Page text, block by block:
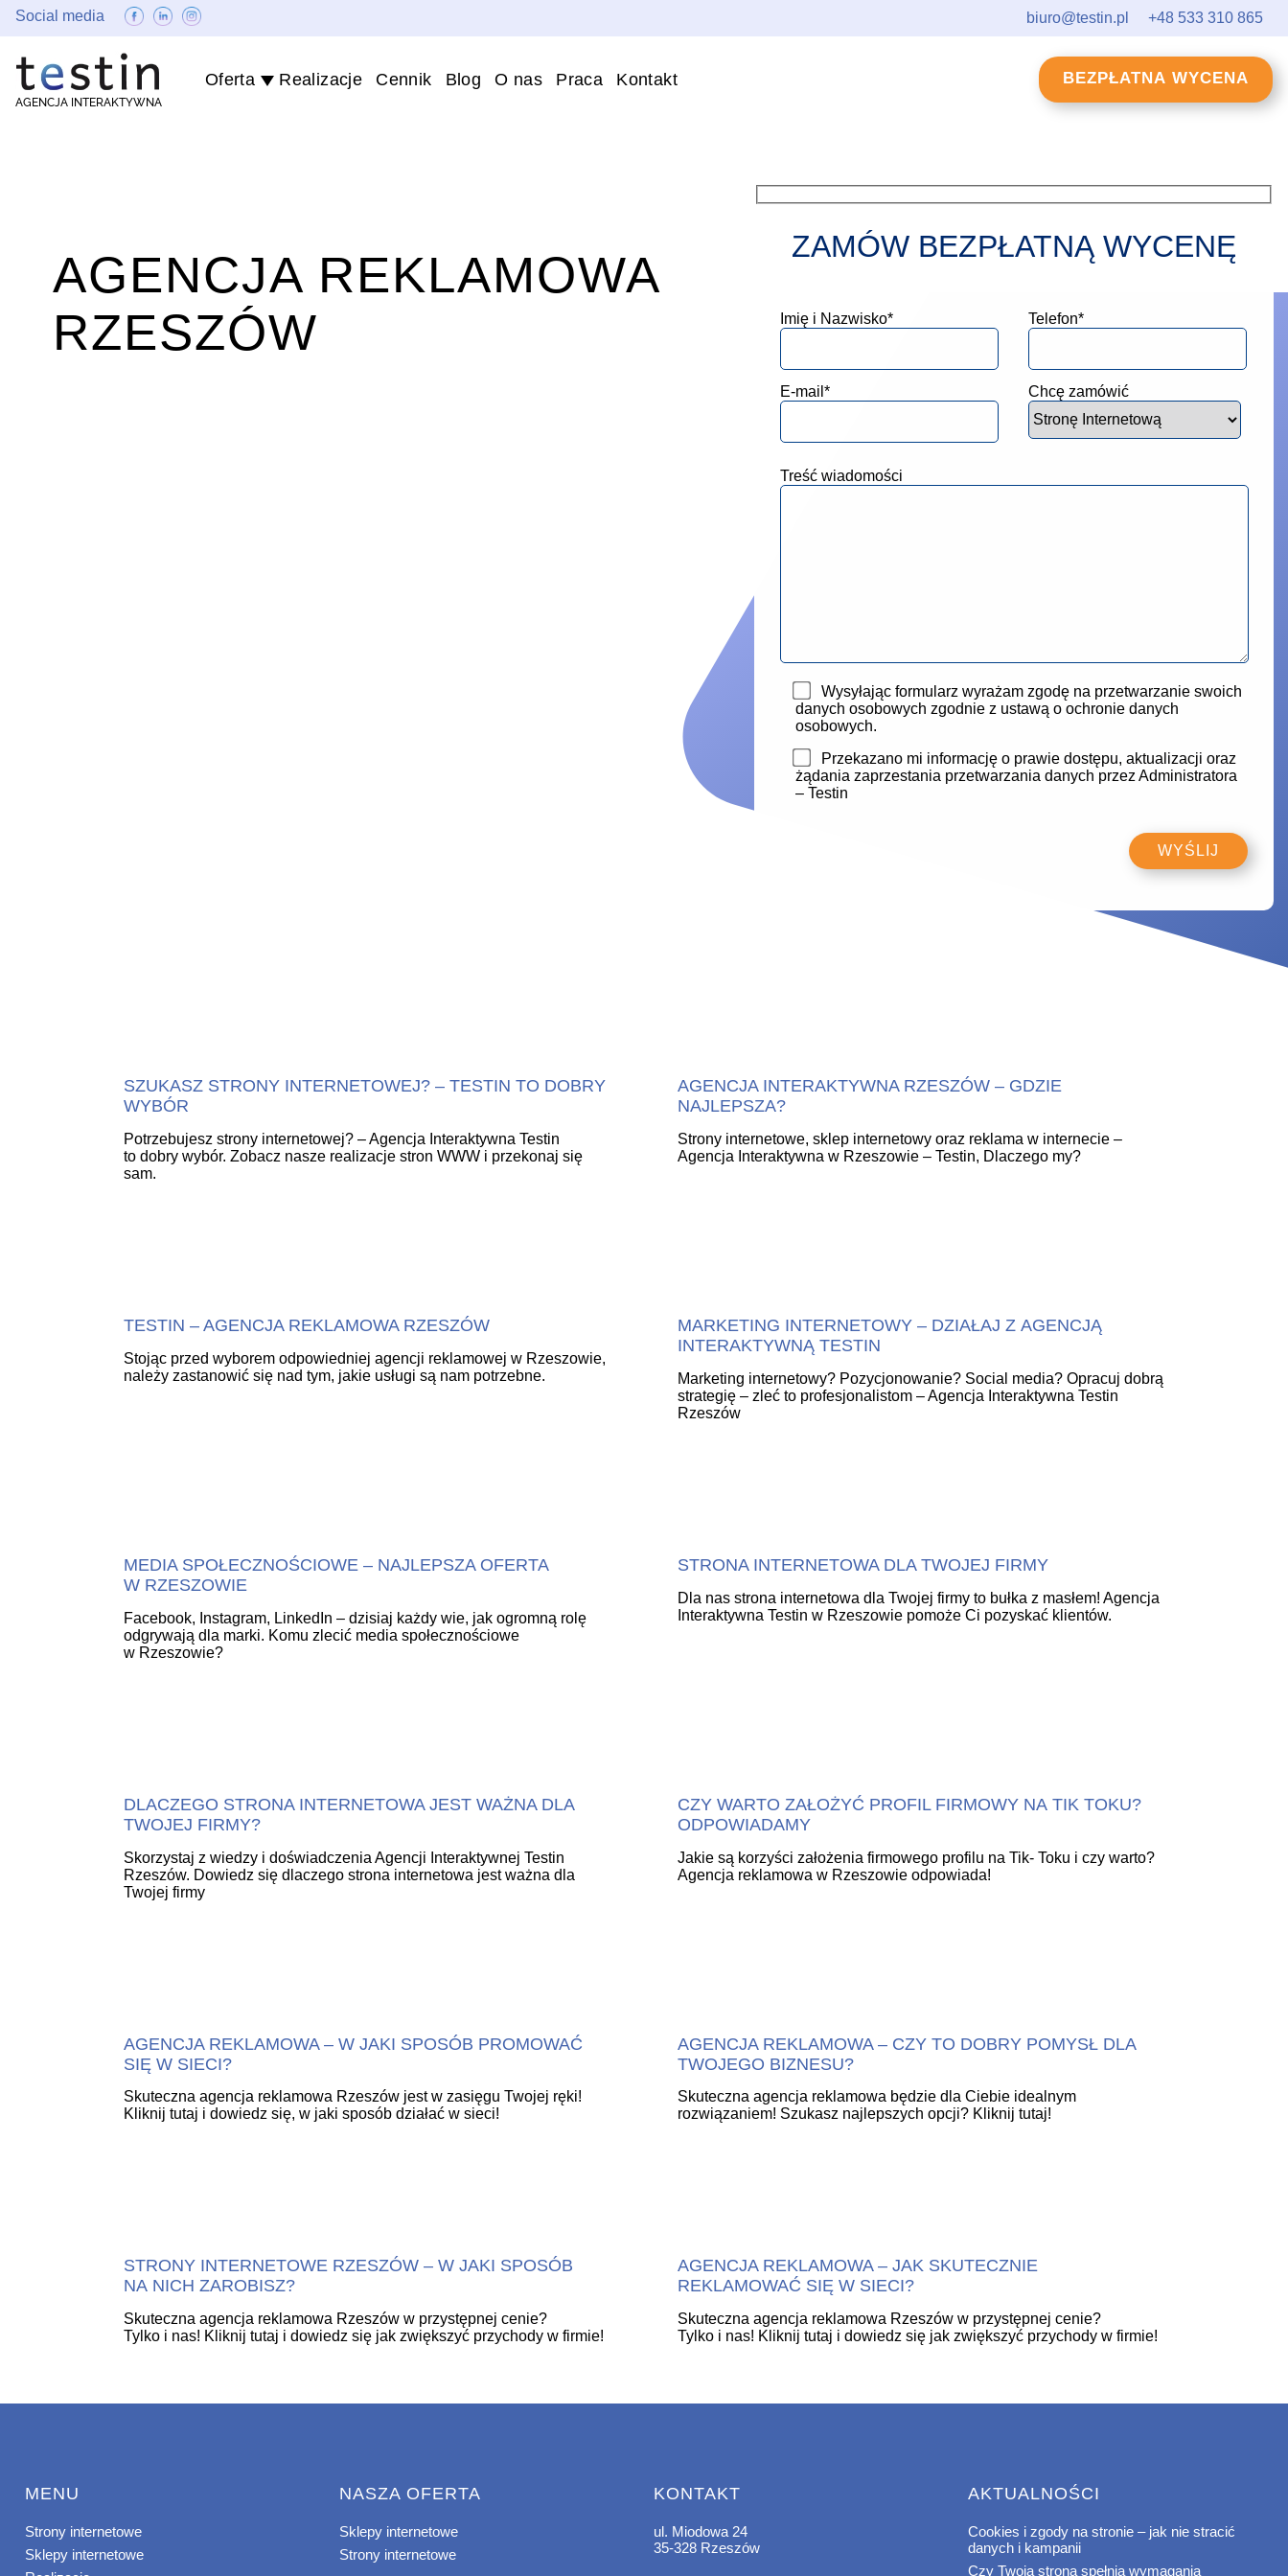
Social media biuro@testin.pl +48 533 310 865
AGENCJA INTERAKTYWNA
Oferta Realizacje Cennik Blog O nas Praca Kontakt BEZPŁATNA WYCENA
AGENCJA REKLAMOWA
RZESZÓW
ZAMÓW BEZPŁATNĄ WYCENĘ
Imię i Nazwisko* Telefon*
E-mail* Chcę zamówić
Treść wiadomości
Wysyłając formularz wyrażam zgodę na przetwarzanie swoich
danych osobowych zgodnie z ustawą o ochronie danych
osobowych.
Przekazano mi informację o prawie dostępu, aktualizacji oraz
żądania zaprzestania przetwarzania danych przez Administratora
– Testin
SZUKASZ STRONY INTERNETOWEJ? – TESTIN TO DOBRY
WYBÓR
Potrzebujesz strony internetowej? – Agencja Interaktywna Testin
to dobry wybór. Zobacz nasze realizacje stron WWW i przekonaj się
sam.
AGENCJA INTERAKTYWNA RZESZÓW – GDZIE
NAJLEPSZA?
Strony internetowe, sklep internetowy oraz reklama w internecie –
Agencja Interaktywna w Rzeszowie – Testin, Dlaczego my?
TESTIN – AGENCJA REKLAMOWA RZESZÓW
Stojąc przed wyborem odpowiedniej agencji reklamowej w Rzeszowie,
należy zastanowić się nad tym, jakie usługi są nam potrzebne.
MARKETING INTERNETOWY – DZIAŁAJ Z AGENCJĄ
INTERAKTYWNĄ TESTIN
Marketing internetowy? Pozycjonowanie? Social media? Opracuj dobrą
strategię – zleć to profesjonalistom – Agencja Interaktywna Testin
Rzeszów
MEDIA SPOŁECZNOŚCIOWE – NAJLEPSZA OFERTA
W RZESZOWIE
Facebook, Instagram, LinkedIn – dzisiaj każdy wie, jak ogromną rolę
odgrywają dla marki. Komu zlecić media społecznościowe
w Rzeszowie?
STRONA INTERNETOWA DLA TWOJEJ FIRMY
Dla nas strona internetowa dla Twojej firmy to bułka z masłem! Agencja
Interaktywna Testin w Rzeszowie pomoże Ci pozyskać klientów.
DLACZEGO STRONA INTERNETOWA JEST WAŻNA DLA
TWOJEJ FIRMY?
Skorzystaj z wiedzy i doświadczenia Agencji Interaktywnej Testin
Rzeszów. Dowiedz się dlaczego strona internetowa jest ważna dla
Twojej firmy
CZY WARTO ZAŁOŻYĆ PROFIL FIRMOWY NA TIK TOKU?
ODPOWIADAMY
Jakie są korzyści założenia firmowego profilu na Tik- Toku i czy warto?
Agencja reklamowa w Rzeszowie odpowiada!
AGENCJA REKLAMOWA – W JAKI SPOSÓB PROMOWAĆ
SIĘ W SIECI?
Skuteczna agencja reklamowa Rzeszów jest w zasięgu Twojej ręki!
Kliknij tutaj i dowiedz się, w jaki sposób działać w sieci!
AGENCJA REKLAMOWA – CZY TO DOBRY POMYSŁ DLA
TWOJEGO BIZNESU?
Skuteczna agencja reklamowa będzie dla Ciebie idealnym
rozwiązaniem! Szukasz najlepszych opcji? Kliknij tutaj!
STRONY INTERNETOWE RZESZÓW – W JAKI SPOSÓB
NA NICH ZAROBISZ?
Skuteczna agencja reklamowa Rzeszów w przystępnej cenie?
Tylko i nas! Kliknij tutaj i dowiedz się jak zwiększyć przychody w firmie!
AGENCJA REKLAMOWA – JAK SKUTECZNIE
REKLAMOWAĆ SIĘ W SIECI?
Skuteczna agencja reklamowa Rzeszów w przystępnej cenie?
Tylko i nas! Kliknij tutaj i dowiedz się jak zwiększyć przychody w firmie!
MENU
Strony internetowe
Sklepy internetowe
NASZA OFERTA
Sklepy internetowe
Strony internetowe
KONTAKT
ul. Miodowa 24
35-328 Rzeszów
AKTUALNOŚCI
Cookies i zgody na stronie – jak nie stracić
danych i kampanii
Czy Twoja strona spełnia wymagania